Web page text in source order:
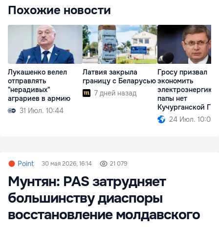
Похожие новости
Лукашенко велел
отправлять
"нерадивых"
аграриев в армию
31 Июл. 10:44
Латвия закрыла
границу с Беларусью
7 дней назад
Гросу призвал
экономить
электроэнергию:
папы нет
Кучурганской
огороде
24 Июл. 10:04
Point 30 мая 2026, 16:14 21 079
Мунтян: PAS затрудняет
большинству диаспоры
восстановление молдавского